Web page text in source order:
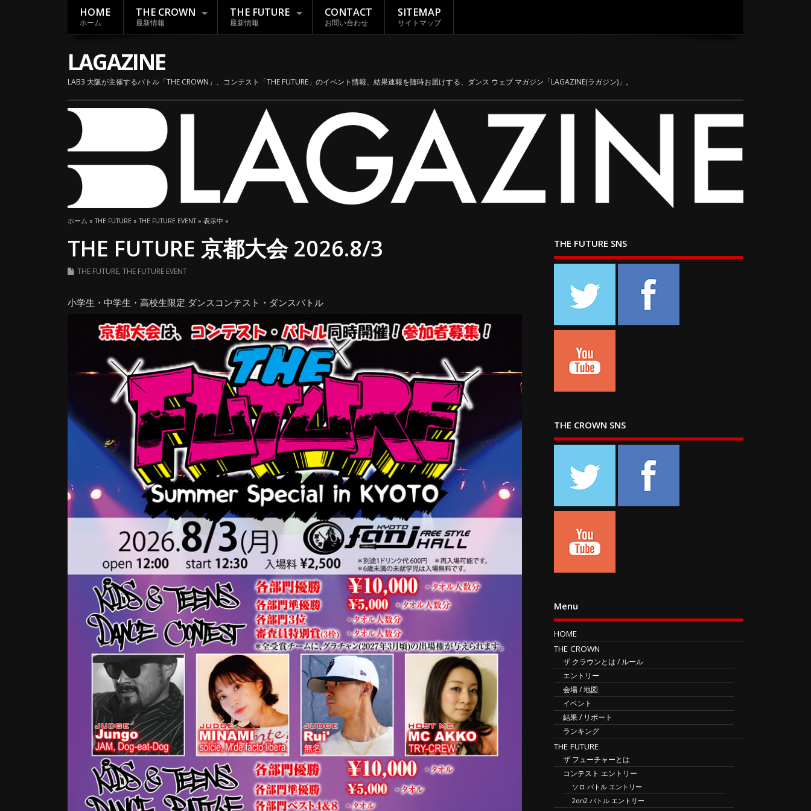
HOME
ホーム
THE CROWN
最新情報
THE FUTURE
最新情報
CONTACT
お問い合わせ
SITEMAP
サイトマップ
LAGAZINE
LAB3 大阪が主催するバトル「THE CROWN」、コンテスト「THE FUTURE」のイベント情報、結果速報を随時お届けする、ダンス ウェブ マガジン「LAGAZINE(ラガジン)」。
ホーム »THE FUTURE »THE FUTURE EVENT» 表示中 »
THE FUTURE 京都大会 2026.8/3
THE FUTURE, THE FUTURE EVENT
小学生・中学生・高校生限定 ダンスコンテスト・ダンスバトル
THE FUTURE SNS
THE CROWN SNS
Menu
HOME
THE CROWN
ザ クラウンとは / ルール
エントリー
会場 / 地図
イベント
結果 / リポート
ランキング
THE FUTURE
ザ フューチャーとは
コンテスト エントリー
ソロ バトル エントリー
2on2 バトル エントリー